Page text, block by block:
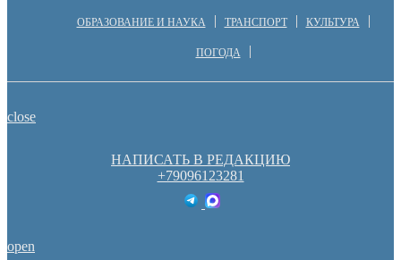
ОБРАЗОВАНИЕ И НАУКА ТРАНСПОРТ КУЛЬТУРА
ПОГОДА
close
НАПИСАТЬ В РЕДАКЦИЮ
+79096123281
open